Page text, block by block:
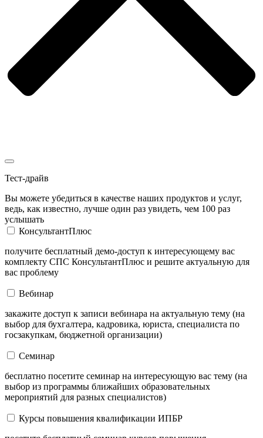
Тест-драйв
Вы можете убедиться в качестве наших продуктов и услуг,
ведь, как известно, лучше один раз увидеть, чем 100 раз
услышать
КонсультантПлюс
получите бесплатный демо-доступ к интересующему вас
комплекту СПС КонсультантПлюс и решите актуальную для
вас проблему
Вебинар
закажите доступ к записи вебинара на актуальную тему (на
выбор для бухгалтера, кадровика, юриста, специалиста по
госзакупкам, бюджетной организации)
Семинар
бесплатно посетите семинар на интересующую вас тему (на
выбор из программы ближайших образовательных
мероприятий для разных специалистов)
Курсы повышения квалификации ИПБР